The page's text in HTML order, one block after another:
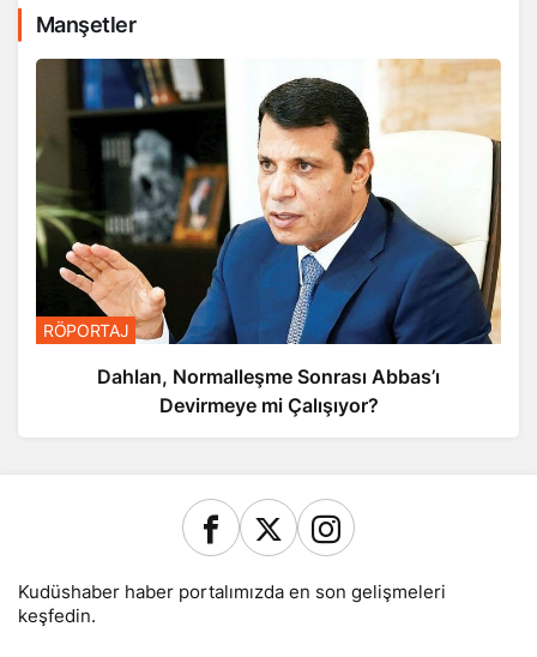
Manşetler
RÖPORTAJ
Dahlan, Normalleşme Sonrası Abbas’ı
Devirmeye mi Çalışıyor?
Kudüshaber haber portalımızda en son gelişmeleri
keşfedin.